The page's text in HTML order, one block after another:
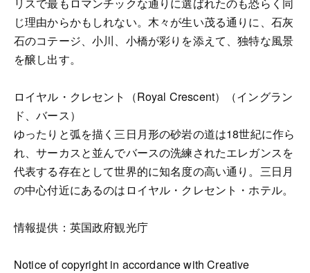
じ理由からかもしれない。木々が生い茂る通りに、石灰
石のコテージ、小川、小橋が彩りを添えて、独特な風景
を醸し出す。
ロイヤル・クレセント（Royal Crescent）（イングラン
ド、バース）
ゆったりと弧を描く三日月形の砂岩の道は18世紀に作ら
れ、サーカスと並んでバースの洗練されたエレガンスを
代表する存在として世界的に知名度の高い通り。三日月
の中心付近にあるのはロイヤル・クレセント・ホテル。
情報提供：英国政府観光庁
Notice of copyright in accordance with Creative